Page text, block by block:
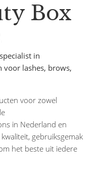
Box
in
voor lashes, brows,
voor zowel
in Nederland en
gebruiksgemak
het beste uit iedere